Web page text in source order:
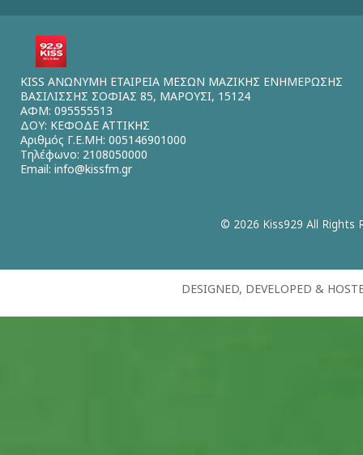
KISS ΑΝΩΝΥΜΗ ΕΤΑΙΡΕΙΑ ΜΕΣΩΝ ΜΑΖΙΚΗΣ ΕΝΗΜΕΡΩΣΗΣ
ΒΑΣΙΛΙΣΣΗΣ ΣΟΦΙΑΣ 85, ΜΑΡΟΥΣΙ, 15124
ΑΦΜ: 095555513
ΔΟΥ: ΚΕΦΟΔΕ ΑΤΤΙΚΗΣ
Αριθμός Γ.Ε.ΜΗ: 005146901000
Τηλέφωνο: 2108050000
Email: info@kissfm.gr
© 2026 Kiss929 All Rights
DESIGNED, DEVELOPED &